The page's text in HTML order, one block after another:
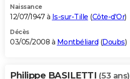
Naissance
12/07/1947 à Is-sur-Tille (Côte-d'Or)
Décès
03/05/2008 à Montbéliard (Doubs)
Philippe BASILETTI (53 ans)